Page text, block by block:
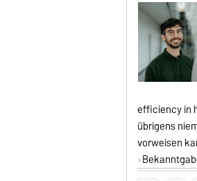
efficiency in
übrigens
vorweisen